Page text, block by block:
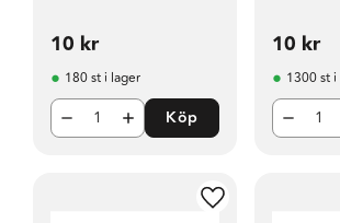
10 kr
180 st i lager
Köp
10 kr
1300 st
Lägg till i